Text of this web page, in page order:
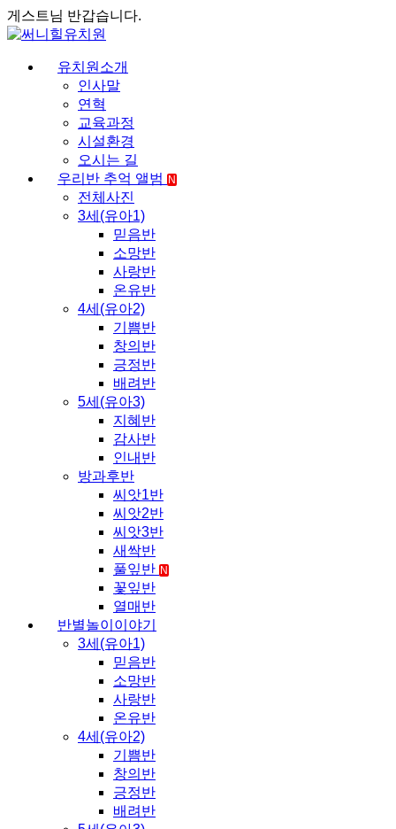
게스트님 반갑습니다.
유치원소개
인사말
연혁
교육과정
시설환경
오시는 길
우리반 추억 앨범
N
전체사진
3세(유아1)
믿음반
소망반
사랑반
온유반
4세(유아2)
기쁨반
창의반
긍정반
배려반
5세(유아3)
지혜반
감사반
인내반
방과후반
씨앗1반
씨앗2반
씨앗3반
새싹반
풀잎반 N
꽃잎반
열매반
반별놀이이야기
3세(유아1)
믿음반
소망반
사랑반
온유반
4세(유아2)
기쁨반
창의반
긍정반
배려반